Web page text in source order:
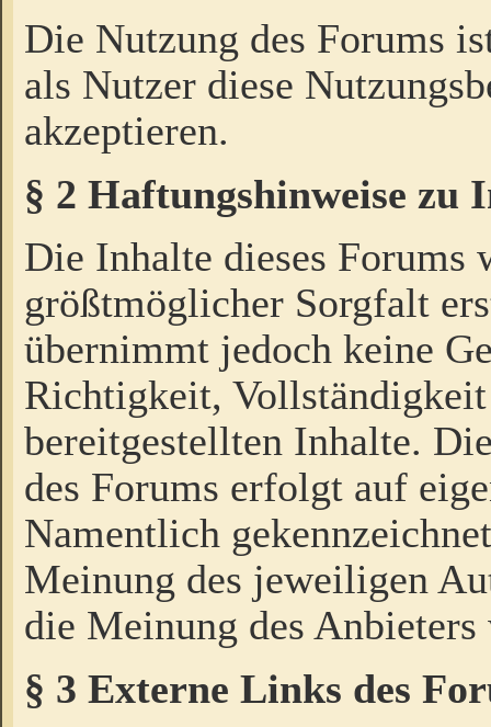
Die Nutzung des Forums
als Nutzer diese
akzeptieren.
§ 2 Haftungshinweise zu
Die Inhalte dieses Forums
größtmöglicher Sorgfalt
übernimmt jedoch keine
Richtigkeit,
bereitgestellten Inhalte.
des Forums erfolgt auf
Namentlich
Meinung des jeweiligen
die Meinung des Anbieters
§ 3 Externe Links des